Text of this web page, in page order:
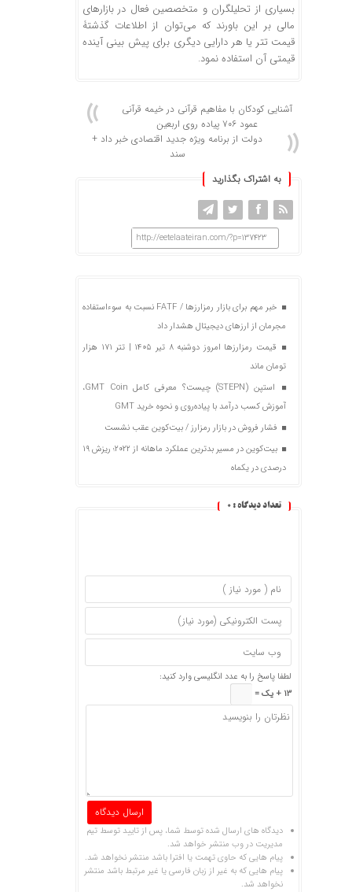
بسیاری از تحلیلگران و متخصصین فعال در بازار‌های
مالی بر این باورند که می‌توان از اطلاعات گذشتۀ
قیمت تتر یا هر دارایی دیگری برای پیش بینی آینده
قیمتی آن استفاده نمود.
آشنایی کودکان با مفاهیم قرآنی در خیمه قرآنی
عمود ۷۰۶ پیاده روی اربعین
دولت از برنامه ویژه جدید اقتصادی خبر داد +
سند
به اشتراک بگذارید
http://eetelaateiran.com/?p=137423
خبر مهم برای بازار رمزارزها / FATF نسبت به سوءاستفاده
مجرمان از ارزهای دیجیتال هشدار داد
قیمت رمزارزها امروز دوشنبه ۸ تیر ۱۴۰۵ | تتر ۱۷۱ هزار
تومان ماند
استپن (STEPN) چیست؟ معرفی کامل GMT Coin،
آموزش کسب درآمد با پیاده‌روی و نحوه خرید GMT
فشار فروش در بازار رمزارز / بیت‌کوین عقب نشست
بیت‌کوین در مسیر بدترین عملکرد ماهانه از ۲۰۲۲؛ ریزش ۱۹
درصدی در یکماه
تعداد دیدگاه : 0
لطفا پاسخ را به عدد انگلیسی وارد کنید:
13 + یک =
دیدگاه های ارسال شده توسط شما، پس از تایید توسط تیم
مدیریت در وب منتشر خواهد شد.
پیام هایی که حاوی تهمت یا افترا باشد منتشر نخواهد شد.
پیام هایی که به غیر از زبان فارسی یا غیر مرتبط باشد منتشر
نخواهد شد.